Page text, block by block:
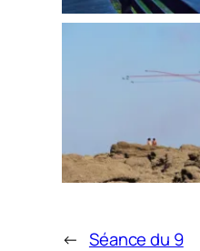
← Séance du 9